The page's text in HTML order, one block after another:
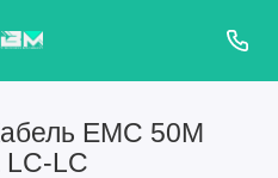
EMC 50M
LC-LC